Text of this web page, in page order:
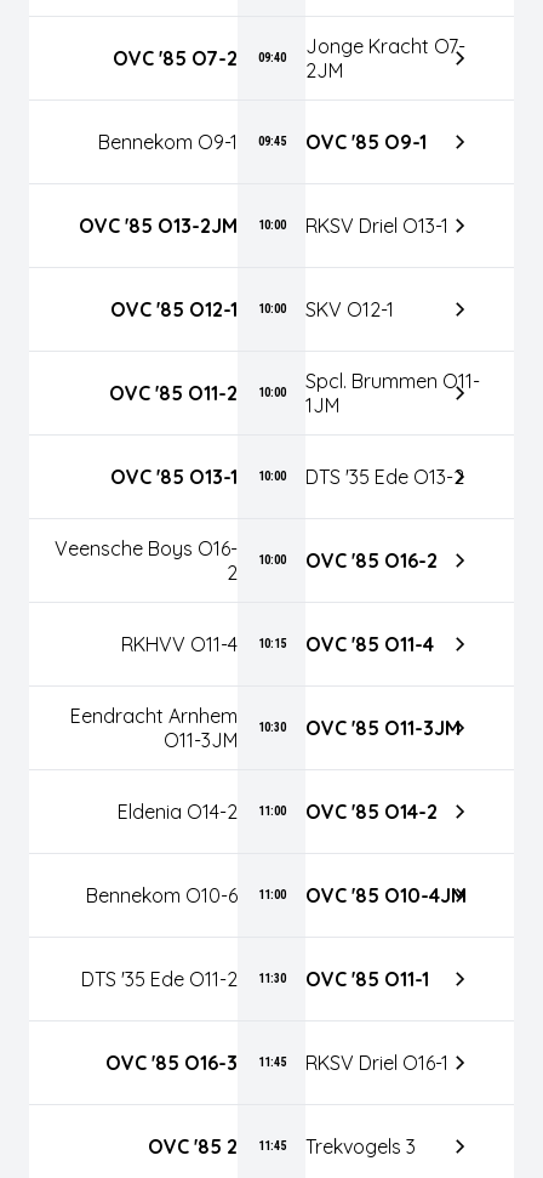
OVC '85 O7-2 09:40
Jonge Kracht O7-
2JM
Bennekom O9-1 09:45 OVC '85 O9-1
OVC '85 O13-2JM 10:00 RKSV Driel O13-1
OVC '85 O12-1 10:00 SKV O12-1
OVC '85 O11-2 10:00
Spcl. Brummen O11-
1JM
OVC '85 O13-1 10:00 DTS '35 Ede O13-2
Veensche Boys O16-
2
10:00 OVC '85 O16-2
RKHVV O11-4 10:15 OVC '85 O11-4
Eendracht Arnhem
O11-3JM
10:30 OVC '85 O11-3JM
Eldenia O14-2 11:00 OVC '85 O14-2
Bennekom O10-6 11:00 OVC '85 O10-4JM
DTS '35 Ede O11-2 11:30 OVC '85 O11-1
OVC '85 O16-3 11:45 RKSV Driel O16-1
OVC '85 2 11:45 Trekvogels 3